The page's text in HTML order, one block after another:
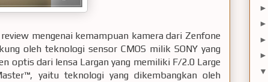
mengenai kemampuan kamera dari Zenfone
oleh teknologi sensor CMOS milik SONY yang
optis dari lensa Largan yang memiliki F/2.0 Large
yaitu teknologi yang dikembangkan oleh
►
►
►
►
▼